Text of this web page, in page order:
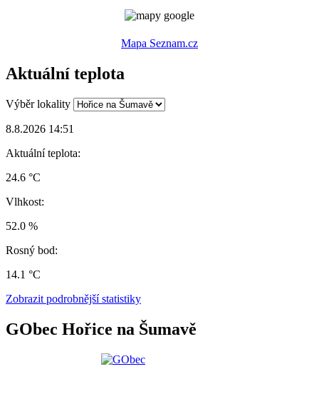
Mapa Seznam.cz
Aktuální teplota
Výběr lokality
8.8.2026 14:51
Aktuální teplota:
24.6 °C
Vlhkost:
52.0 %
Rosný bod:
14.1 °C
Zobrazit podrobnější statistiky
GObec Hořice na Šumavě